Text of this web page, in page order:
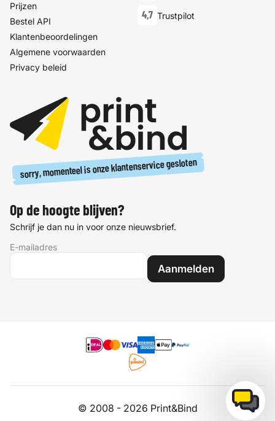
Prijzen
Bestel API
Klantenbeoordelingen
Algemene voorwaarden
Privacy beleid
4,7 Trustpilot
sorry, momenteel is onze klantenservice gesloten
Op de hoogte blijven?
Schrijf je dan nu in voor onze nieuwsbrief.
E-mailadres
Aanmelden
© 2008 - 2026 Print&Bind